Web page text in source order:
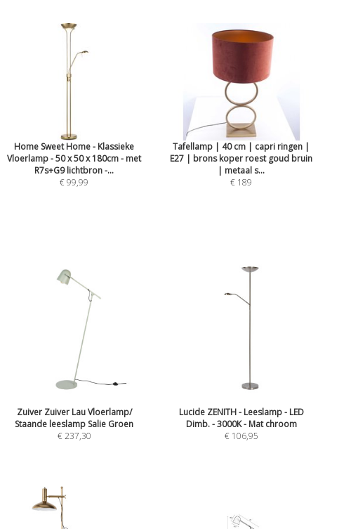
Home Sweet Home - Klassieke
Vloerlamp - 50 x 50 x 180cm - met
R7s+G9 lichtbron -...
€ 99,99
Tafellamp | 40 cm | capri ringen |
E27 | brons koper roest goud bruin
| metaal s...
€ 189
Zuiver Zuiver Lau Vloerlamp/
Staande leeslamp Salie Groen
€237,30
Lucide ZENITH - Leeslamp - LED
Dimb. - 3000K - Mat chroom
€ 106,95